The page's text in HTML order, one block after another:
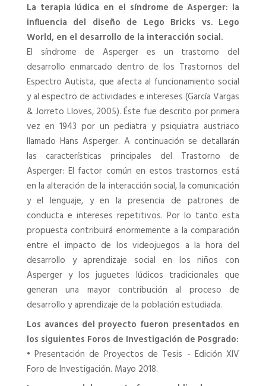
La terapia lúdica en el síndrome de Asperger: la
influencia del diseño de Lego Bricks vs. Lego
World, en el desarrollo de la interacción social.
El síndrome de Asperger es un trastorno del
desarrollo enmarcado dentro de los Trastornos del
Espectro Autista, que afecta al funcionamiento social
y al espectro de actividades e intereses (García Vargas
& Jorreto Lloves, 2005). Éste fue descrito por primera
vez en 1943 por un pediatra y psiquiatra austriaco
llamado Hans Asperger. A continuación se detallarán
las características principales del Trastorno de
Asperger: El factor común en estos trastornos está
en la alteración de la interacción social, la comunicación
y el lenguaje, y en la presencia de patrones de
conducta e intereses repetitivos. Por lo tanto esta
propuesta contribuirá enormemente a la comparación
entre el impacto de los videojuegos a la hora del
desarrollo y aprendizaje social en los niños con
Asperger y los juguetes lúdicos tradicionales que
generan una mayor contribución al proceso de
desarrollo y aprendizaje de la población estudiada.
Los avances del proyecto fueron presentados en
los siguientes Foros de Investigación de Posgrado:
• Presentación de Proyectos de Tesis - Edición XIV
Foro de Investigación. Mayo 2018.